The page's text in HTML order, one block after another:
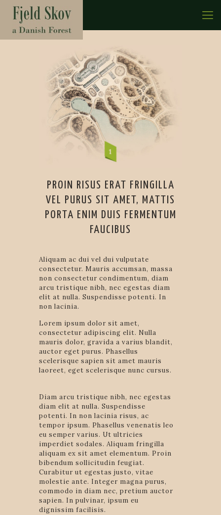
PROIN RISUS ERAT FRINGILLA
VEL PURUS SIT AMET, MATTIS
PORTA ENIM DUIS FERMENTUM
FAUCIBUS
Aliquam ac dui vel dui vulputate
consectetur. Mauris accumsan, massa
non consectetur condimentum, diam
arcu tristique nibh, nec egestas diam
elit at nulla. Suspendisse potenti. In
non lacinia.
Lorem ipsum dolor sit amet,
consectetur adipiscing elit. Nulla
mauris dolor, gravida a varius blandit,
auctor eget purus. Phasellus
scelerisque sapien sit amet mauris
laoreet, eget scelerisque nunc cursus.
Diam arcu tristique nibh, nec egestas
diam elit at nulla. Suspendisse
potenti. In non lacinia risus, ac
tempor ipsum. Phasellus venenatis leo
eu semper varius. Ut ultricies
imperdiet sodales. Aliquam fringilla
aliquam ex sit amet elementum. Proin
bibendum sollicitudin feugiat.
Curabitur ut egestas justo, vitae
molestie ante. Integer magna purus,
commodo in diam nec, pretium auctor
sapien. In pulvinar, ipsum eu
dignissim facilisis.